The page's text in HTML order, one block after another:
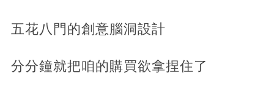
五花八門的創意腦洞設計
分分鐘就把咱的購買欲拿捏住了